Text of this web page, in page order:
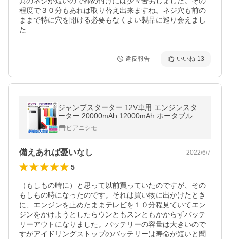
程度で３０分もあれば取り替え出来ますね。ネジ穴も前の
ままで特に穴を開ける必要もなくよい製品に巡り会えまし
た
違反報告 いいね 13
ジャンプスターター 12V車用 エンジンスタ
ーター 20000mAh 12000mAh ポータブル充
電器 LED緊急ライト搭載 スマホ急速充電器
モバイルバッテリー PSE認証
ピアニシモ
備えあれば憂いなし 2022/6/7
5
（もしもの時に）と思って以前買っていたのですが、その
もしもの時になったのです。それは買い物に出かけたとき
に、エンジンを止めたままテレビを１０分程見ていてエン
ジンをかけようとしたらウンともスンともかからずバッテ
リーアウトになりました。バッテリーの容量は大きいので
すがアイドリングストップのバッテリーは寿命が短いと聞